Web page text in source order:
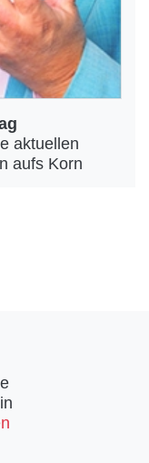
aktuellen
aufs Korn